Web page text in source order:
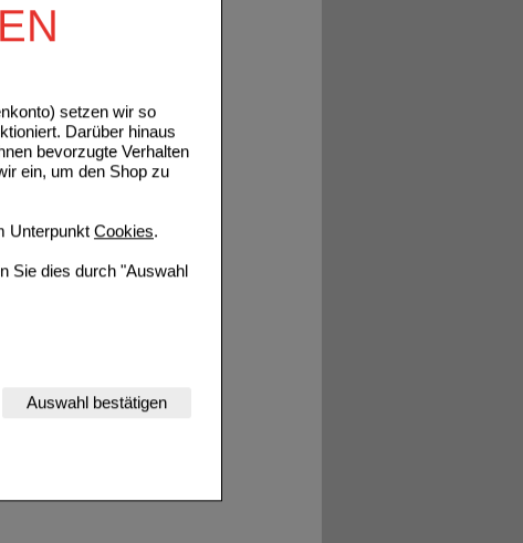
setzen wir so
Darüber hinaus
bevorzugte Verhalten
ein, um den Shop zu
Unterpunkt Cookies.
Sie dies durch "Auswahl
Website
werden kann.
gestalten,
(z.B.
Auswahl bestätigen